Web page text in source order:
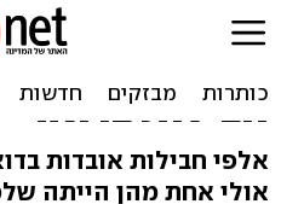
לאן נעלמה
מדריך לאיתור
חבילות בדואר
אלפי חבילות אובדות
אולי אחת מהן הייתה